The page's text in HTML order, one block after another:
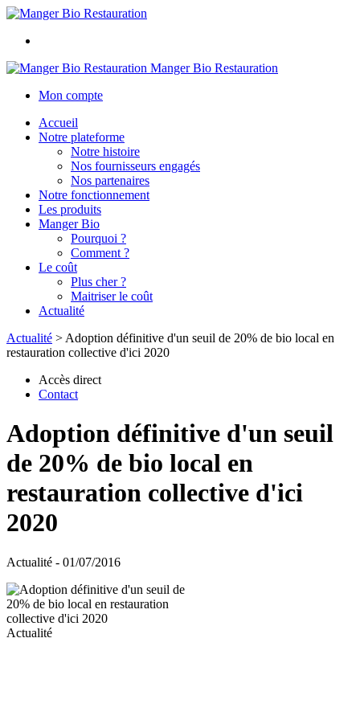
Manger Bio Restauration
Mon compte
Accueil
Notre plateforme
Notre histoire
Nos fournisseurs engagés
Nos partenaires
Notre fonctionnement
Les produits
Manger Bio
Pourquoi ?
Comment ?
Le coût
Plus cher ?
Maitriser le coût
Actualité
Actualité > Adoption définitive d'un seuil de 20% de bio local en
restauration collective d'ici 2020
Accès direct
Contact
Adoption définitive d'un seuil
de 20% de bio local en
restauration collective d'ici
2020
Actualité - 01/07/2016
Actualité